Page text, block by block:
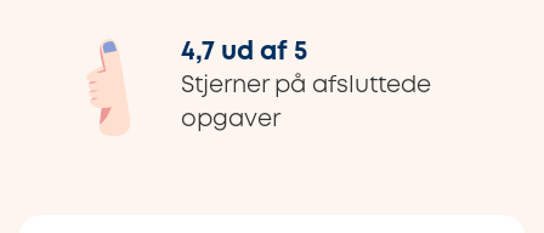
4,7 ud af 5
Stjerner på afsluttede
opgaver